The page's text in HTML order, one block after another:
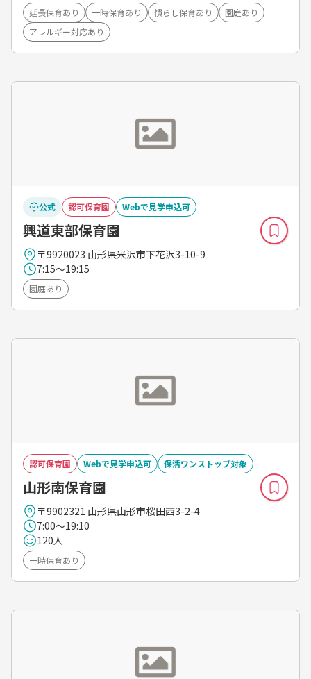
延長保育あり 一時保育あり 慣らし保育あり
園庭あり
アレルギー対応あり
公式 認可保育園 Webで見学申込可
興道東部保育園
〒9920023 山形県米沢市下花沢3-10-9
7:15～19:15
園庭あり
認可保育園 Webで見学申込可 保活ワンストップ対象
山形南保育園
〒9902321 山形県山形市桜田西3-2-4
7:00～19:10
120人
一時保育あり